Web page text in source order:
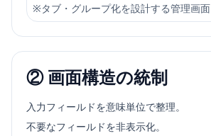
※タブ・グループ化を設計する管理画面
② 画面構造の統制
入力フィールドを意味単位で整理。
不要なフィールドを非表示化。